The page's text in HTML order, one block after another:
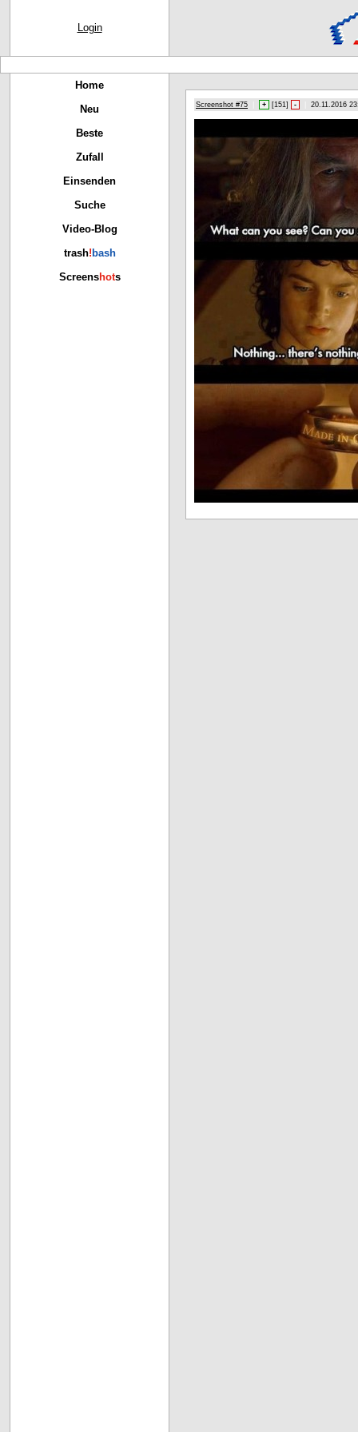
Login
Home
Neu
Beste
Zufall
Einsenden
Suche
Video-Blog
trash! bash
Screenshots
Screenshot #75 + [151] - 20.11.2016